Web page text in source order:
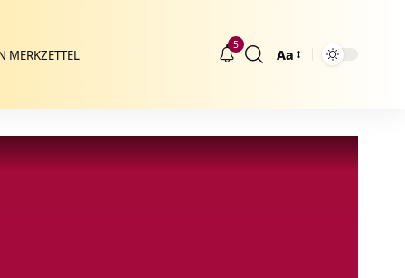
MERKZETTEL
5
Größenänderung
Aa